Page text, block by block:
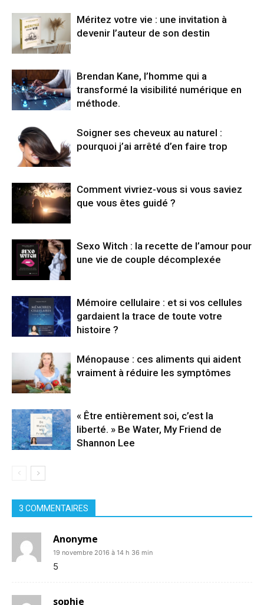
Méritez votre vie : une invitation à
devenir l’auteur de son destin
Brendan Kane, l’homme qui a
transformé la visibilité numérique en
méthode.
Soigner ses cheveux au naturel :
pourquoi j’ai arrêté d’en faire trop
Comment vivriez-vous si vous saviez
que vous êtes guidé ?
Sexo Witch : la recette de l’amour pour
une vie de couple décomplexée
Mémoire cellulaire : et si vos cellules
gardaient la trace de toute votre
histoire ?
Ménopause : ces aliments qui aident
vraiment à réduire les symptômes
« Être entièrement soi, c’est la
liberté. » Be Water, My Friend de
Shannon Lee
3 COMMENTAIRES
Anonyme
19 novembre 2016 à 14 h 36 min
5
sophie